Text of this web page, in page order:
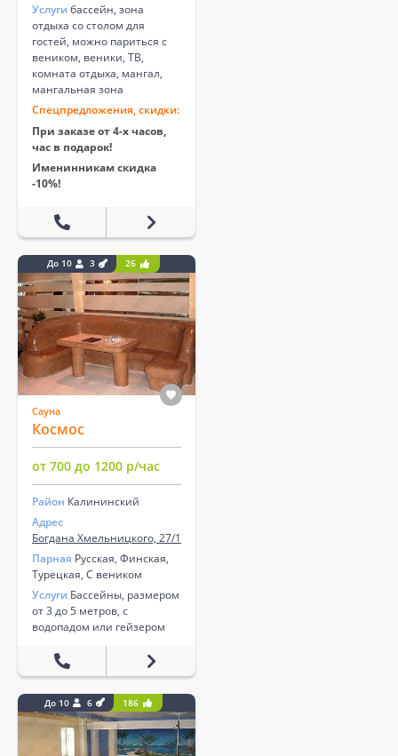
Услуги бассейн, зона
отдыха со столом для
гостей, можно париться с
веником, веники, ТВ,
комната отдыха, мангал,
мангальная зона
Спецпредложения, скидки:
При заказе от 4-х часов,
час в подарок!
Именинникам скидка
-10%!
До 10 3 26
Сауна
Космос
от 700 до 1200 р/час
Район Калининский
Адрес
Богдана Хмельницкого, 27/1
Парная Русская, Финская,
Турецкая, С веником
Услуги Бассейны, размером
от 3 до 5 метров, с
водопадом или гейзером
До 10 6 186